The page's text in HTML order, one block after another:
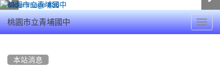
桃園市立青埔國中
本站消息